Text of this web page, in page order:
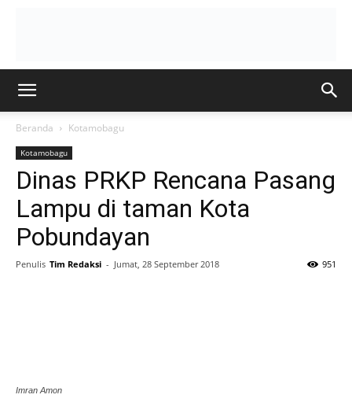
Beranda Kotamobagu
Kotamobagu
Dinas PRKP Rencana Pasang
Lampu di taman Kota
Pobundayan
Penulis Tim Redaksi - Jumat, 28 September 2018 951
Imran Amon